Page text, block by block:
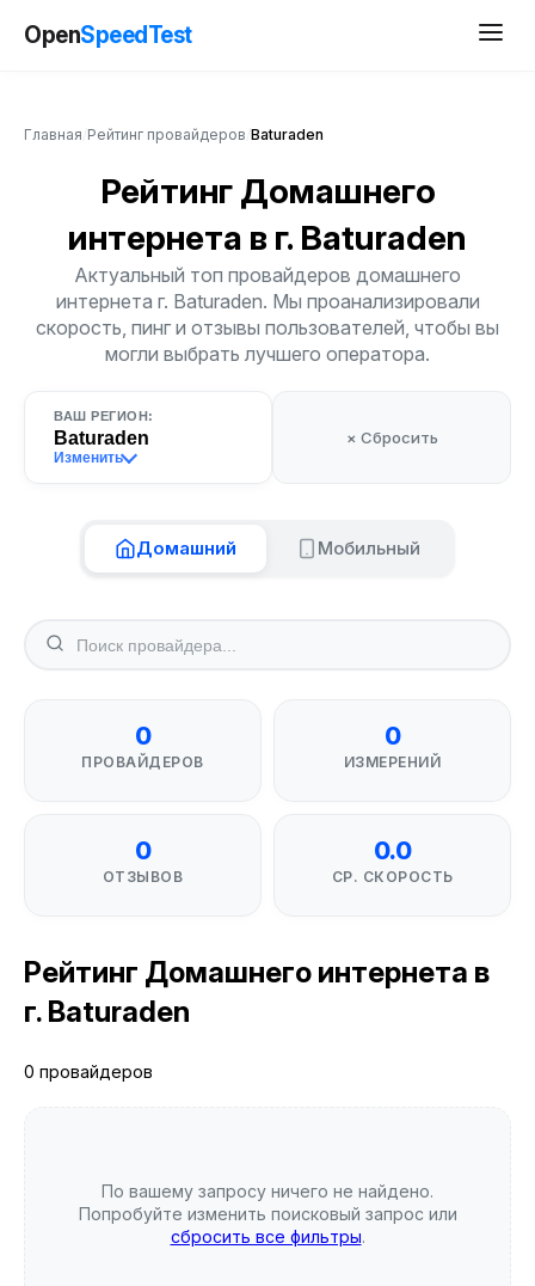
OpenSpeedTest
Главная Рейтинг провайдеров Baturaden
Рейтинг Домашнего
интернета в г. Baturaden
Актуальный топ провайдеров домашнего
интернета г. Baturaden. Мы проанализировали
скорость, пинг и отзывы пользователей, чтобы вы
могли выбрать лучшего оператора.
ВАШ РЕГИОН:
Baturaden
Изменить
× Сбросить
Домашний Мобильный
0
ПРОВАЙДЕРОВ
0
ИЗМЕРЕНИЙ
0
ОТЗЫВОВ
0.0
СР. СКОРОСТЬ
Рейтинг Домашнего интернета в
г. Baturaden
0 провайдеров
По вашему запросу ничего не найдено.
Попробуйте изменить поисковый запрос или
сбросить все фильтры.